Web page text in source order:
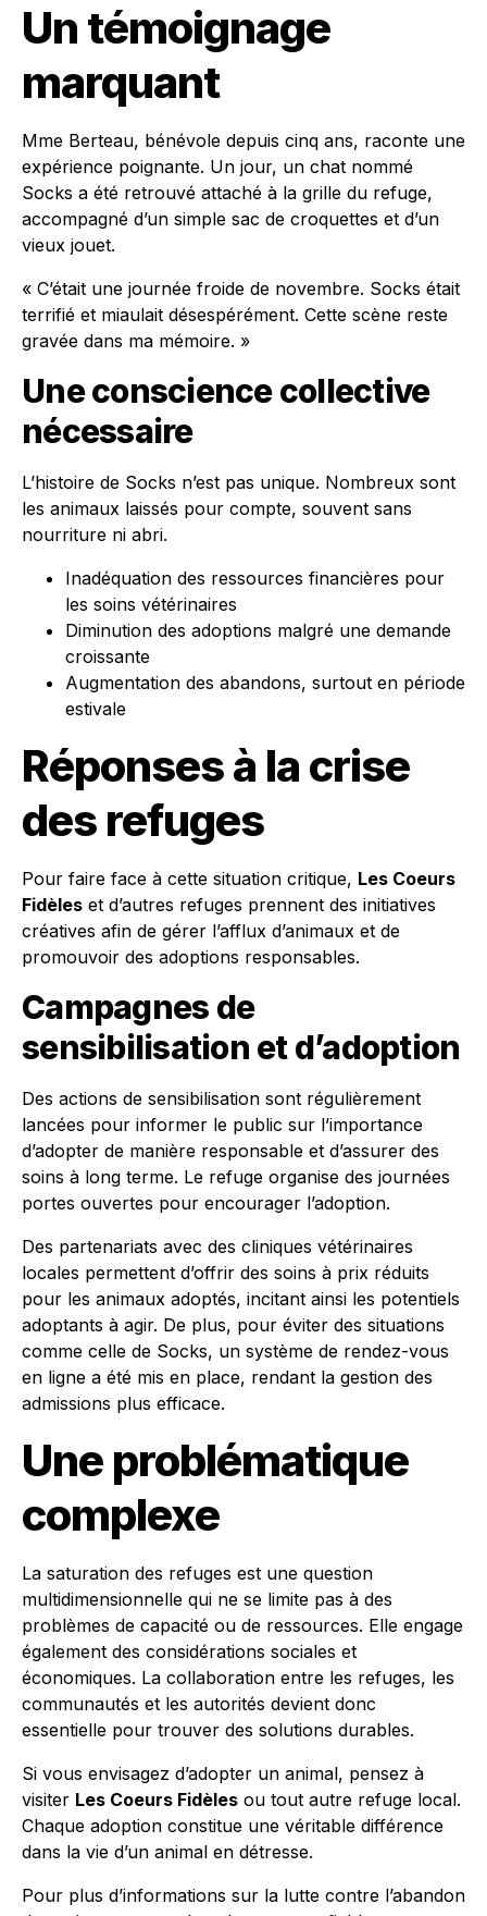
Un témoignage
marquant
Mme Berteau, bénévole depuis cinq ans, raconte une
expérience poignante. Un jour, un chat nommé
Socks a été retrouvé attaché à la grille du refuge,
accompagné d’un simple sac de croquettes et d’un
vieux jouet.
« C’était une journée froide de novembre. Socks était
terrifié et miaulait désespérément. Cette scène reste
gravée dans ma mémoire. »
Une conscience collective
nécessaire
L’histoire de Socks n’est pas unique. Nombreux sont
les animaux laissés pour compte, souvent sans
nourriture ni abri.
Inadéquation des ressources financières pour
les soins vétérinaires
Diminution des adoptions malgré une demande
croissante
Augmentation des abandons, surtout en période
estivale
Réponses à la crise
des refuges
Pour faire face à cette situation critique, Les Coeurs
Fidèles et d’autres refuges prennent des initiatives
créatives afin de gérer l’afflux d’animaux et de
promouvoir des adoptions responsables.
Campagnes de
sensibilisation et d’adoption
Des actions de sensibilisation sont régulièrement
lancées pour informer le public sur l’importance
d’adopter de manière responsable et d’assurer des
soins à long terme. Le refuge organise des journées
portes ouvertes pour encourager l’adoption.
Des partenariats avec des cliniques vétérinaires
locales permettent d’offrir des soins à prix réduits
pour les animaux adoptés, incitant ainsi les potentiels
adoptants à agir. De plus, pour éviter des situations
comme celle de Socks, un système de rendez-vous
en ligne a été mis en place, rendant la gestion des
admissions plus efficace.
Une problématique
complexe
La saturation des refuges est une question
multidimensionnelle qui ne se limite pas à des
problèmes de capacité ou de ressources. Elle engage
également des considérations sociales et
économiques. La collaboration entre les refuges, les
communautés et les autorités devient donc
essentielle pour trouver des solutions durables.
Si vous envisagez d’adopter un animal, pensez à
visiter Les Coeurs Fidèles ou tout autre refuge local.
Chaque adoption constitue une véritable différence
dans la vie d’un animal en détresse.
Pour plus d’informations sur la lutte contre l’abandon